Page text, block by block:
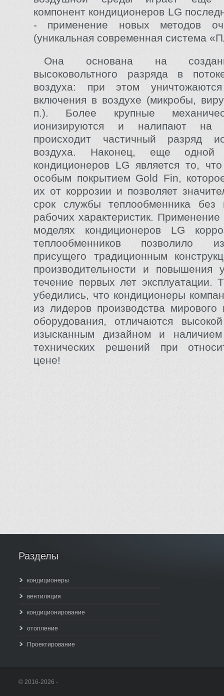
компонент кондиционеров LG
- применение новых методов
(уникальная современная система
Она основана на
высоковольтного разряда в
воздуха: при этом уничтожаются
включения в воздухе (микробы,
п.). Более крупные
ионизируются и налипают на
происходит частичный разряд
воздуха. Наконец, еще одной
кондиционеров LG является то,
особым покрытием Gold Fin,
их от коррозии и позволяет
срок службы теплообменника без
рабочих характеристик.
моделях кондиционеров LG
теплообменников позволило
присущего традиционным
производительности и
течение первых лет эксплуатации.
убедились, что кондиционеры
из лидеров производства мирового
оборудования, отличаются
изысканным дизайном и наличием
технических решений при
цене!
Разделы
кондиционеры
вентиляция
кондиционирование
отопление
Проектирование
© 2016-2026 -